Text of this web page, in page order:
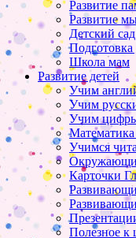
Развитие
Развитие
Детский сад
Подготовка
Школа мам
Развитие детей
Учим
Учим
Учим
Учимся
Карточки
Полезное к